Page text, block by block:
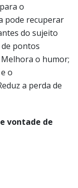
o
pode recuperar
do sujeito
de pontos
o humor;
o
a perda de
vontade de